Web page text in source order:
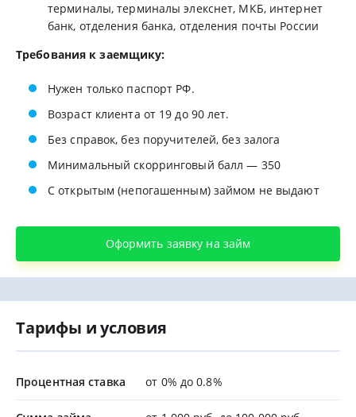
терминалы, терминалы элекснет, МКБ, интернет
банк, отделения банка, отделения почты России
Требования к заемщику:
Нужен только паспорт РФ.
Возраст клиента от 19 до 90 лет.
Без справок, без поручителей, без залога
Минимальный скорринговый балл — 350
С открытым (непогашенным) займом не выдают
Оформить заявку на займ
Тарифы и условия
Процентная ставка от 0% до 0.8%